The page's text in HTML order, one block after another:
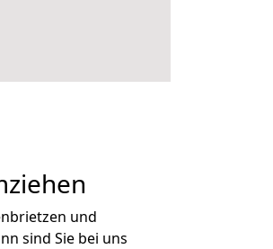
und
sind Sie bei uns